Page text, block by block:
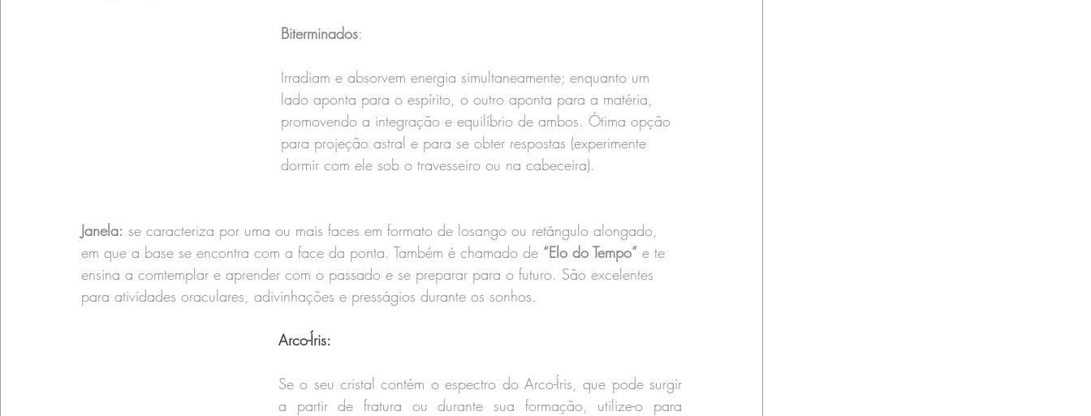
Biterminados:
Irradiam e absorvem energia simultaneamente; enquanto um
lado aponta para o espírito, o outro aponta para a matéria,
promovendo a integração e equilíbrio de ambos. Ótima opção
para projeção astral e para se obter respostas (experimente
dormir com ele sob o travesseiro ou na cabeceira).
Janela: se caracteriza por uma ou mais faces em formato de losango ou retângulo alongado,
em que a base se encontra com a face da ponta. Também é chamado de “Elo do Tempo” e te
ensina a comtemplar e aprender com o passado e se preparar para o futuro. São excelentes
para atividades oraculares, adivinhações e presságios durante os sonhos.
Arco-Íris:
Se o seu cristal contém o espectro do Arco-Íris, que pode surgir
a partir de fratura ou durante sua formação, utilize-o para